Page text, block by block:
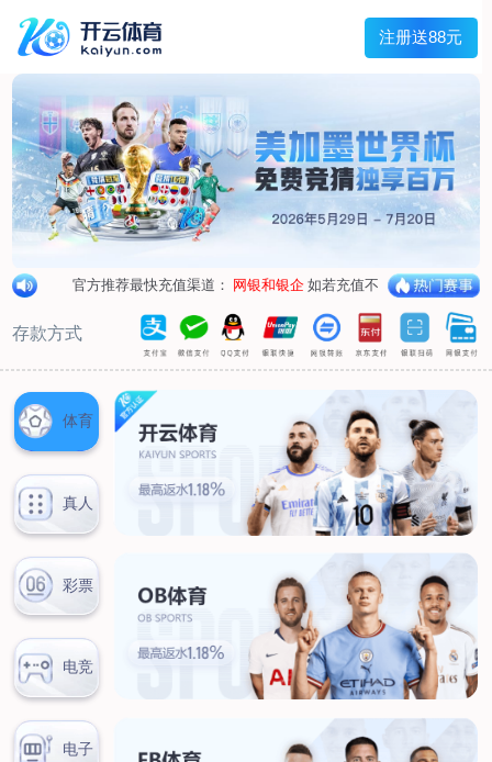
首页
关于我们
荣誉资质
合作伙伴
产品中心
烤箱纸
蜡纸
防油纸
糖果包装纸
汉堡包装纸
包肉纸
吸油纸
新闻展示
公司新闻
行业资讯
联系我们
联系方式
客户留言